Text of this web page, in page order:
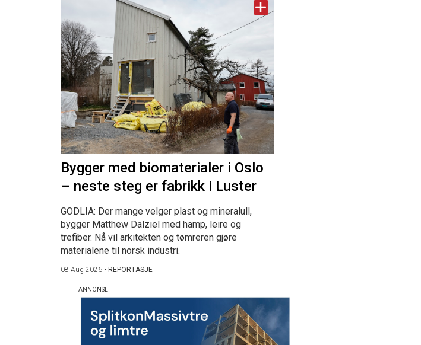
Bygger med biomaterialer i Oslo
– neste steg er fabrikk i Luster
GODLIA: Der mange velger plast og mineralull,
bygger Matthew Dalziel med hamp, leire og
trefiber. Nå vil arkitekten og tømreren gjøre
materialene til norsk industri.
08 Aug 2026 • REPORTASJE